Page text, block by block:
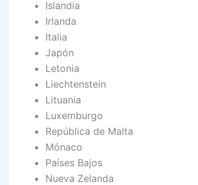
Islandia
Irlanda
Italia
Japón
Letonia
Liechtenstein
Lituania
Luxemburgo
República de Malta
Mónaco
Países Bajos
Nueva Zelanda